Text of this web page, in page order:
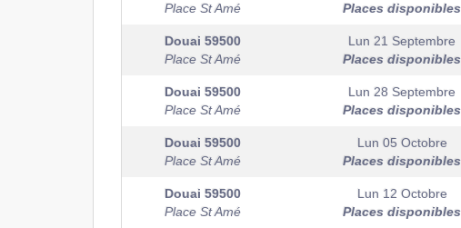
Place St Amé
Places disponibles
Douai 59500
Place St Amé
Lun 21 Septembre
Places disponibles
Douai 59500
Place St Amé
Lun 28 Septembre
Places disponibles
Douai 59500
Place St Amé
Lun 05 Octobre
Places disponibles
Douai 59500
Place St Amé
Lun 12 Octobre
Places disponibles